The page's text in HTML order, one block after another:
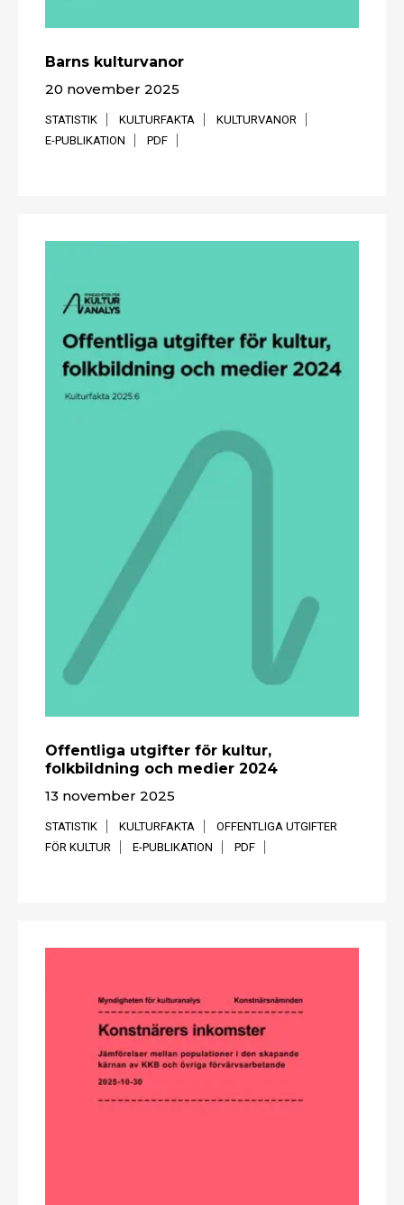
Barns kulturvanor
20 november 2025
STATISTIK KULTURFAKTA
KULTURVANOR
E-PUBLIKATION
PDF
Offentliga utgifter för kultur,
folkbildning och medier 2024
13 november 2025
STATISTIK KULTURFAKTA
OFFENTLIGA UTGIFTER
FÖR KULTUR
E-PUBLIKATION PDF